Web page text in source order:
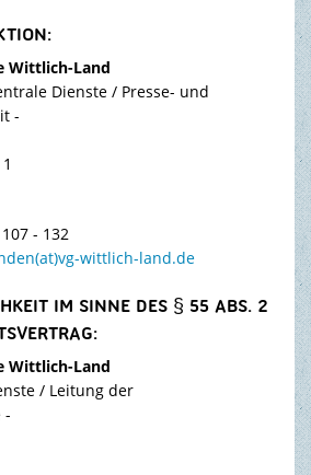
Wittlich-Land
Dienste / Presse- und
-
- 132
wittlich-land.de
IM SINNE DES § 55 ABS. 2
Wittlich-Land
/ Leitung der
-